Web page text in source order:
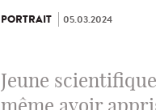
PORTRAIT 05.03.2024
Jeune scientifique
même avoir